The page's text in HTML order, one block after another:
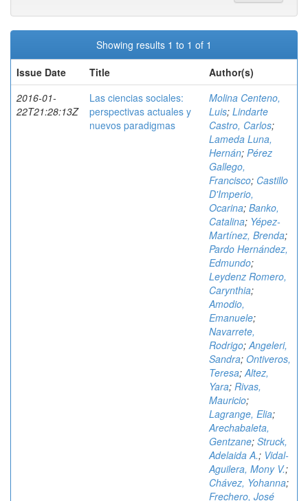
Showing results 1 to 1 of 1
Issue Date
Title
Author(s)
2016-01-
22T21:28:13Z
Las ciencias sociales:
perspectivas actuales y
nuevos paradigmas
Molina Centeno,
Luis; Lindarte
Castro, Carlos;
Lameda Luna,
Hernán; Pérez
Gallego,
Francisco; Castillo
D'Imperio,
Ocarina; Banko,
Catalina; Yépez-
Martínez, Brenda;
Pardo Hernández,
Edmundo;
Leydenz Romero,
Carynthia;
Amodio,
Emanuele;
Navarrete,
Rodrigo;Angeleri,
Sandra; Ontiveros,
Teresa;Altez,
Yara; Rivas,
Mauricio;
Lagrange, Elia;
Arechabaleta,
Gentzane; Struck,
Adelaida A.; Vidal-
Aguilera, Mony V.;
Chávez, Yohanna;
Frechero, José